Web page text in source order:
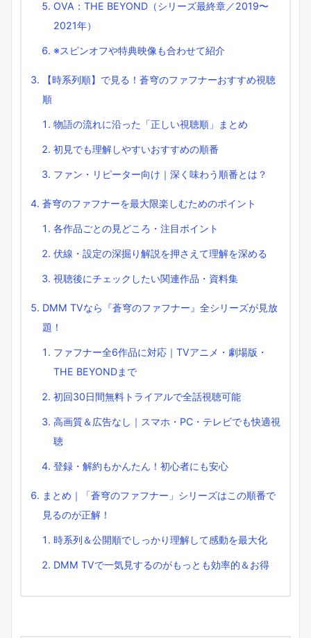
OVA：THE BEYOND（シリーズ最終章／2019〜
2021年）
※スピンオフや特典映像も合わせて紹介
【時系列順】で見る！蒼穹のファフナーおすすめ視聴
順
物語の流れに沿った「正しい視聴順」まとめ
初見でも理解しやすいおすすめの順番
ファン・リピーター向け｜深く味わう順番とは？
蒼穹のファフナーを最大限楽しむためのポイント
各作品ごとの見どころ・注目ポイント
伏線・設定の深掘り解説を押さえて理解を深める
視聴後にチェックしたい関連作品・資料集
DMM TVなら『蒼穹のファフナー』全シリーズが見放
題！
ファフナー全6作品に対応｜TVアニメ・劇場版・
THE BEYONDまで
初回30日間無料トライアルで全話視聴可能
高画質＆広告なし｜スマホ・PC・テレビでも快適視
聴
登録・解約もかんたん！初心者にも安心
まとめ｜「蒼穹のファフナー」シリーズはこの順番で
見るのが正解！
時系列＆公開順でしっかり理解して感動を最大化
DMM TVで一気見するのがもっとも効率的＆お得